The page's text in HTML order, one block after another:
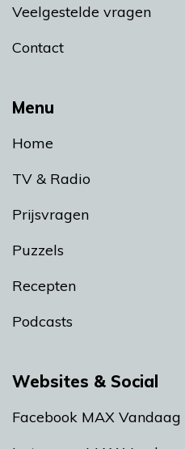
Menu
Home
TV & Radio
Prijsvragen
Puzzels
Recepten
Podcasts
Veelgestelde vragen
Contact
Websites & Social
Facebook MAX Vandaag